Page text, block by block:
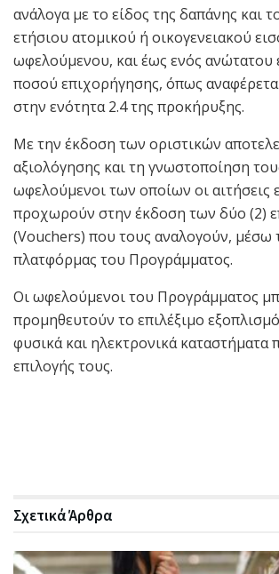
ανάλογα με το είδος της δαπάνης και
ετήσιου ατομικού ή οικογενειακού
ωφελούμενου, και έως ενός ανώτατου
ποσού επιχορήγησης, όπως
στην ενότητα 2.4 της προκήρυξης.
Με την έκδοση των οριστικών
αξιολόγησης και τη γνωστοποίηση
ωφελούμενοι των οποίων οι αιτήσεις
προχωρούν στην έκδοση των δύο (2)
(Vouchers) που τους αναλογούν, μέσω
πλατφόρμας του Προγράμματος.
Οι ωφελούμενοι του Προγράμματος
προμηθευτούν το επιλέξιμο
φυσικά και ηλεκτρονικά καταστήματα
επιλογής τους.
ΣχετικάΆρθρα